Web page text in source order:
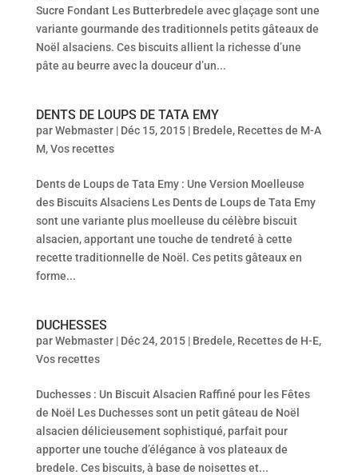
Sucre Fondant Les Butterbredele avec glaçage sont une
variante gourmande des traditionnels petits gâteaux de
Noël alsaciens. Ces biscuits allient la richesse d’une
pâte au beurre avec la douceur d’un...
DENTS DE LOUPS DE TATA EMY
parWebmaster| Déc 15, 2015| Bredele, Recettes de M-A
M,Vos recettes
Dents de Loups de Tata Emy : Une Version Moelleuse
des Biscuits Alsaciens Les Dents de Loups de Tata Emy
sont une variante plus moelleuse du célèbre biscuit
alsacien, apportant une touche de tendreté à cette
recette traditionnelle de Noël. Ces petits gâteaux en
forme...
DUCHESSES
parWebmaster| Déc 24, 2015| Bredele, Recettes de H-E,
Vos recettes
Duchesses : Un Biscuit Alsacien Raffiné pour les Fêtes
de Noël Les Duchesses sont un petit gâteau de Noël
alsacien délicieusement sophistiqué, parfait pour
apporter une touche d’élégance à vos plateaux de
bredele. Ces biscuits, à base de noisettes et...